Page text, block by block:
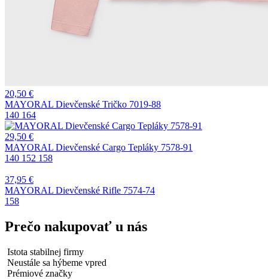
20,50 €
MAYORAL Dievčenské Tričko 7019-88
140 164
29,50 €
MAYORAL Dievčenské Cargo Tepláky 7578-91
140 152 158
37,95 €
MAYORAL Dievčenské Rifle 7574-74
158
Prečo nakupovať u nás
Istota stabilnej firmy
Neustále sa hýbeme vpred
Prémiové značky